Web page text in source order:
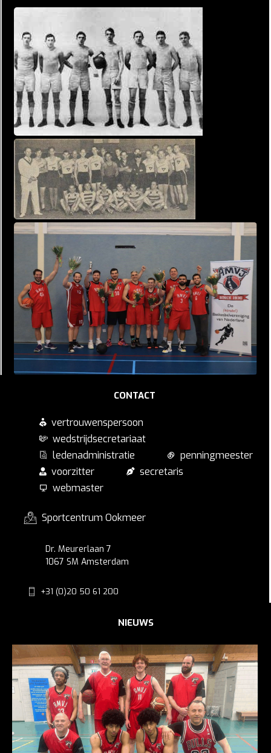
CONTACT
vertrouwenspersoon
wedstrijdsecretariaat
ledenadministratie
penningmeester
voorzitter
secretaris
webmaster
Sportcentrum Ookmeer
Dr. Meurerlaan 7
1067 SM Amsterdam
+31 (0)20 50 61 200
NIEUWS